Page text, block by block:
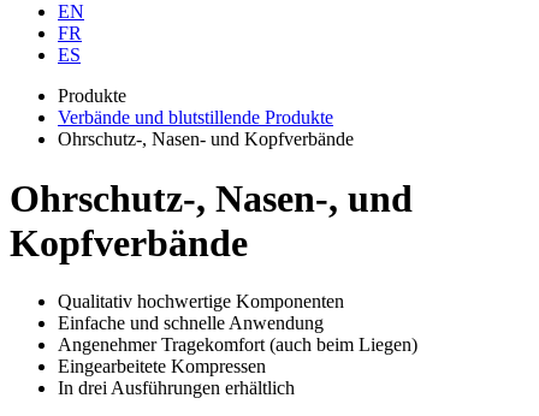
EN
FR
ES
Produkte
Verbände und blutstillende Produkte
Ohrschutz-, Nasen- und Kopfverbände
Ohrschutz-, Nasen-, und
Kopfverbände
Qualitativ hochwertige Komponenten
Einfache und schnelle Anwendung
Angenehmer Tragekomfort (auch beim Liegen)
Eingearbeitete Kompressen
In drei Ausführungen erhältlich